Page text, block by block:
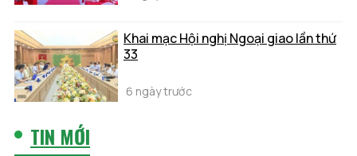
Khai mạc Hội nghị Ngoại giao lần thứ
33
6 ngày trước
TIN MỚI